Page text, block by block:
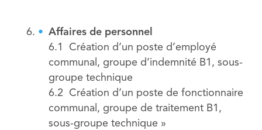
Affaires de personnel
6.1 Création d’un poste d’employé
communal, groupe d’indemnité B1, sous-
groupe technique
6.2 Création d’un poste de fonctionnaire
communal, groupe de traitement B1,
sous-groupe technique »